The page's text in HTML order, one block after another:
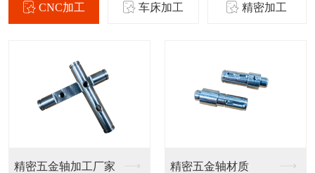
CNC加工 车床加工 精密加工
精密五金轴加工厂家 精密五金轴材质